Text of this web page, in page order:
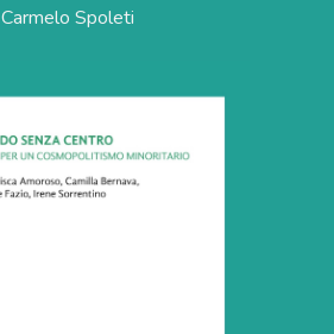
Carmelo Spoleti